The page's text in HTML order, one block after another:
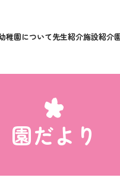
稚園について先生紹介施設紹介
園だより